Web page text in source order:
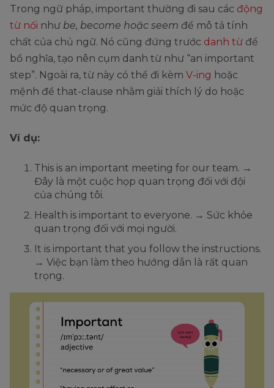
Trong ngữ pháp, important thường đi sau các động
từ nối như be, become hoặc seem để mô tả tính
chất của chủ ngữ. Nó cũng đứng trước danh từ để
bổ nghĩa, tạo nên cụm danh từ như “an important
step”. Ngoài ra, từ này có thể đi kèm V-ing hoặc
mệnh đề that-clause nhằm giải thích lý do hoặc
mức độ quan trọng.
Ví dụ:
This is an important meeting for our team. →
Đây là một cuộc họp quan trọng đối với đội
của chúng tôi.
Health is important to everyone. → Sức khỏe
quan trọng đối với mọi người.
It is important that you follow the instructions.
→ Việc bạn làm theo hướng dẫn là rất quan
trọng.